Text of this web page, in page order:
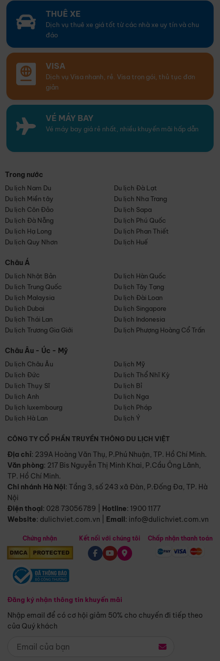
THUÊ XE
Dịch vụ thuê xe giá tốt từ các nhà xe uy tín và chu
đáo
VISA
Dịch vụ Visa nhanh, rẻ. Visa trọn gói, thủ tục đơn
giản
VÉ MÁY BAY
Vé máy bay giá rẻ nhất, nhiều khuyến mãi hấp dẫn
Trong nước
Du lịch Nam Du
Du lịch Đà Lạt
Du lịch Miền tây
Du lịch Nha Trang
Du lịch Côn Đảo
Du lịch Sapa
Du lịch Đà Nẵng
Du lịch Phú Quốc
Du lịch Hạ Long
Du lịch Phan Thiết
Du lịch Quy Nhơn
Du lịch Huế
Châu Á
Du lịch Nhật Bản
Du lịch Hàn Quốc
Du lịch Trung Quốc
Du lịch Tây Tạng
Du lịch Malaysia
Du lịch Đài Loan
Du lịch Dubai
Du lịch Singapore
Du lịch Thái Lan
Du lịch Indonesia
Du lịch Trương Gia Giới
Du lịch Phượng Hoàng Cổ Trấn
Châu Âu - Úc - Mỹ
Du lịch Châu Âu
Du lịch Mỹ
Du lịch Đức
Du lịch Thổ Nhĩ Kỳ
Du lịch Thụy Sĩ
Du lịch Bỉ
Du lịch Anh
Du lịch Nga
Du lịch luxembourg
Du lịch Pháp
Du lịch Hà Lan
Du lịch Ý
CÔNG TY CỔ PHẦN TRUYỀN THÔNG DU LỊCH VIỆT
Địa chỉ: 239A Hoàng Văn Thụ, P.Phú Nhuận, TP. Hồ Chí Minh.
Văn phòng: 217 Bis Nguyễn Thị Minh Khai, P.Cầu Ông Lãnh,
TP. Hồ Chí Minh.
Chi nhánh Hà Nội: Tầng 3, số 243 xã Đàn, P.Đống Đa, TP. Hà
Nội
Điện thoại: 028 73056789 Hotline: 1900 1177
Website: dulichviet.com.vn Email: info@dulichviet.com.vn
Chứng nhận
Đăng ký nhận thông tin khuyến mãi
Nhập email để có cơ hội giảm 50% cho chuyến đi tiếp theo
của Quý khách
Kết nối với chúng tôi Chấp nhận thanh toán